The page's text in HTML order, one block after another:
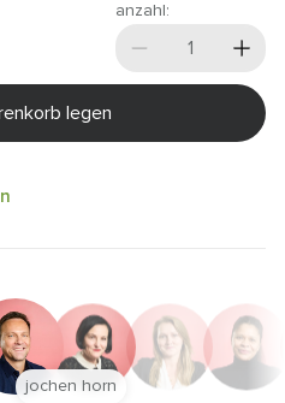
anzahl:
legen
jochen horn